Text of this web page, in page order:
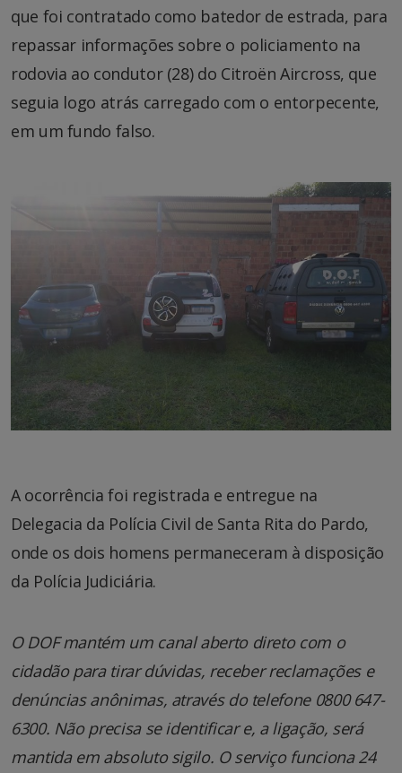
que foi contratado como batedor de estrada, para
repassar informações sobre o policiamento na
rodovia ao condutor (28) do Citroën Aircross, que
seguia logo atrás carregado com o entorpecente,
em um fundo falso.
A ocorrência foi registrada e entregue na
Delegacia da Polícia Civil de Santa Rita do Pardo,
onde os dois homens permaneceram à disposição
da Polícia Judiciária.
O DOF mantém um canal aberto direto com o
cidadão para tirar dúvidas, receber reclamações e
denúncias anônimas, através do telefone 0800 647-
6300. Não precisa se identificar e, a ligação, será
mantida em absoluto sigilo. O serviço funciona 24